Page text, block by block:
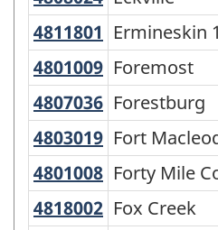
4811801 Ermineskin
Ermineskin
4801009 Foremost
Foremost
4807036 Forestburg
Forestburg
4803019 Fort
Fort
4801008 Forty Mile
Forty Mile
4818002 Fox Creek
Fox Creek